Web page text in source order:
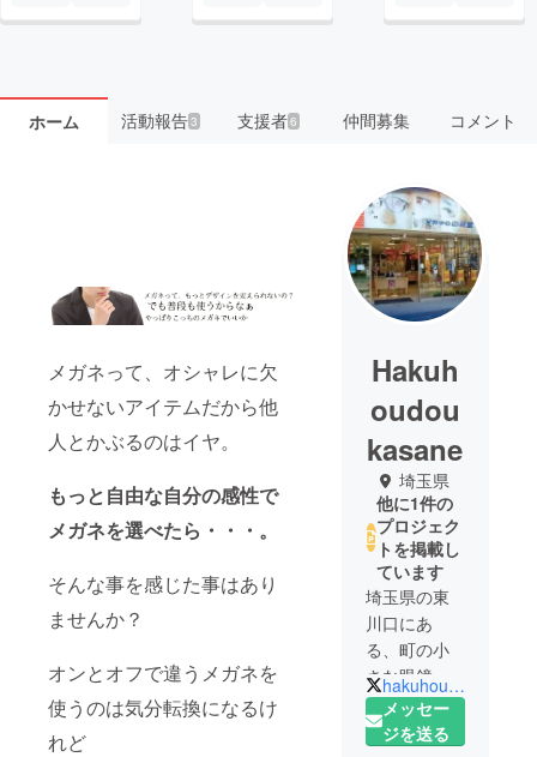
ホーム 活動報告3 支援者6 仲間募集 コメント
メガネって、オシャレに欠
かせないアイテムだから他
人とかぶるのはイヤ。
もっと自由な自分の感性で
メガネを選べたら・・・。
そんな事を感じた事はあり
ませんか？
オンとオフで違うメガネを
使うのは気分転換になるけ
れど
Hakuh
oudou
kasane
埼玉県
他に1件の
プロジェク
トを掲載し
ています
埼玉県の東
川口にあ
る、町の小
さな眼鏡屋
さんです。
眼鏡の事な
hakuhoudoukouho
メッセー
ジを送る